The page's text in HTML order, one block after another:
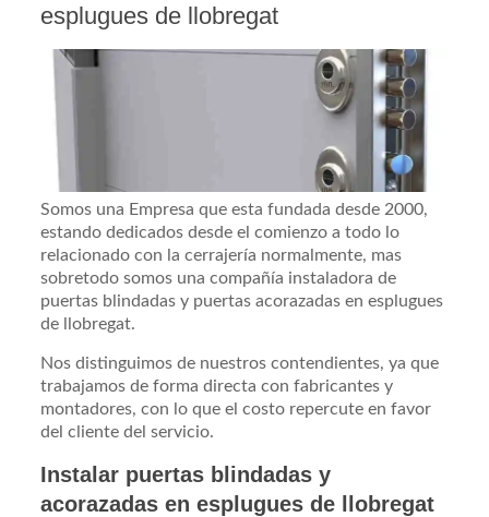
esplugues de llobregat
Somos una Empresa que esta fundada desde 2000,
estando dedicados desde el comienzo a todo lo
relacionado con la cerrajería normalmente, mas
sobretodo somos una compañía instaladora de
puertas blindadas y puertas acorazadas en esplugues
de llobregat.
Nos distinguimos de nuestros contendientes, ya que
trabajamos de forma directa con fabricantes y
montadores, con lo que el costo repercute en favor
del cliente del servicio.
Instalar puertas blindadas y
acorazadas en esplugues de llobregat